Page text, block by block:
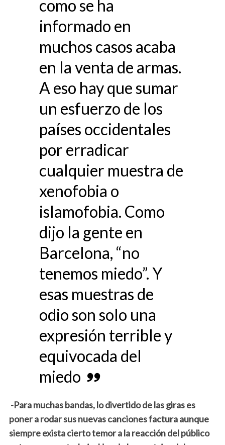
como se ha
informado en
muchos casos acaba
en la venta de armas.
A eso hay que sumar
un esfuerzo de los
países occidentales
por erradicar
cualquier muestra de
xenofobia o
islamofobia. Como
dijo la gente en
Barcelona, “no
tenemos miedo”. Y
esas muestras de
odio son solo una
expresión terrible y
equivocada del
miedo
-Para muchas bandas, lo divertido de las giras es
poner a rodar sus nuevas canciones factura aunque
siempre exista cierto temor a la reacción del público